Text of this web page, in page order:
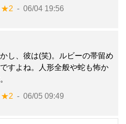
★2 06/04 19:56
かし、彼は(笑)。ルビーの帯留め
すよね。人形全般や蛇も怖か
★2 06/05 09:49